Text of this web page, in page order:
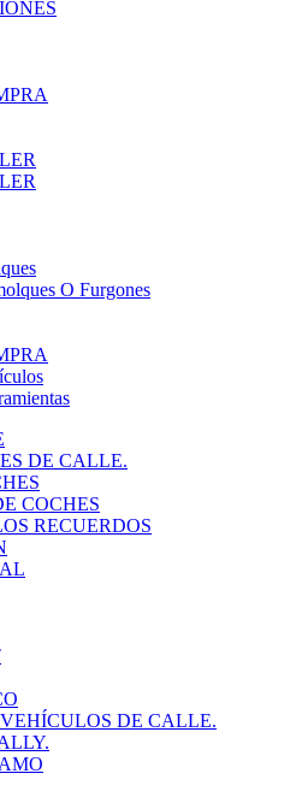
O Furgones
DE CALLE.
COCHES
RECUERDOS
DE CALLE.